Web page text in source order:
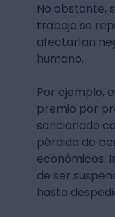
No obstante,
trabajo se
afectarían
humano.
Por ejemplo,
premio por
sancionado
pérdida de
económicos.
de ser
hasta